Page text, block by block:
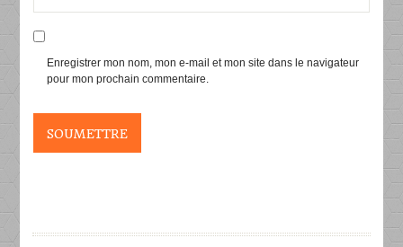
Enregistrer mon nom, mon e-mail et mon site dans le navigateur
pour mon prochain commentaire.